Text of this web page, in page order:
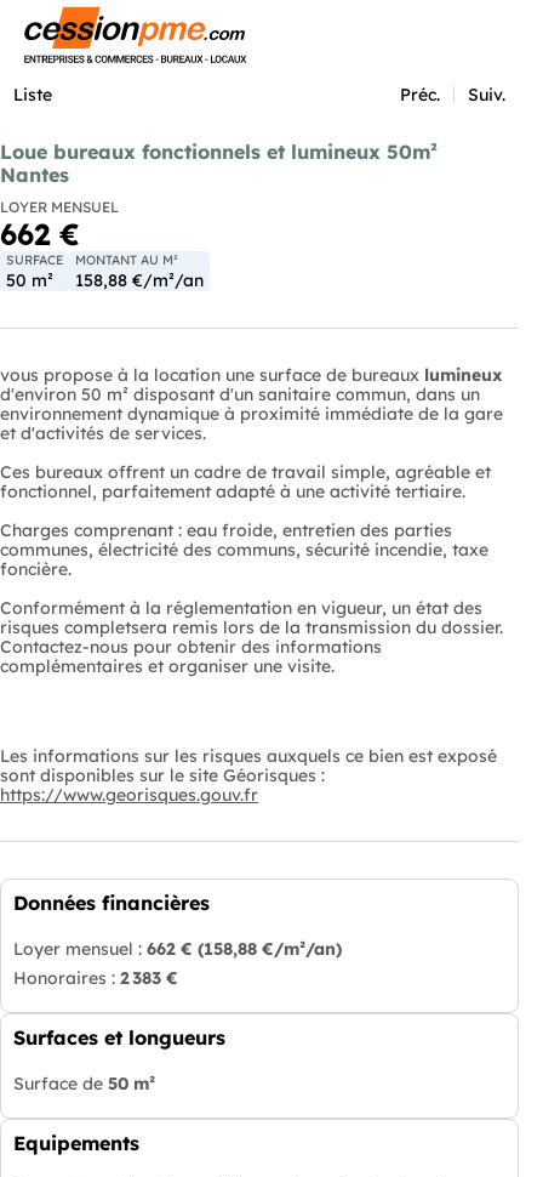
Liste Préc. Suiv.
Loue bureaux fonctionnels et lumineux 50m²
Nantes
LOYER MENSUEL
662 €
SURFACE
50 m²
MONTANT AU M²
158,88 €/m²/an
vous propose à la location une surface de bureaux lumineux
d'environ 50 m² disposant d'un sanitaire commun, dans un
environnement dynamique à proximité immédiate de la gare
et d'activités de services.
Ces bureaux offrent un cadre de travail simple, agréable et
fonctionnel, parfaitement adapté à une activité tertiaire.
Charges comprenant : eau froide, entretien des parties
communes, électricité des communs, sécurité incendie, taxe
foncière.
Conformément à la réglementation en vigueur, un état des
risques completsera remis lors de la transmission du dossier.
Contactez-nous pour obtenir des informations
complémentaires et organiser une visite.
Les informations sur les risques auxquels ce bien est exposé
sont disponibles sur le site Géorisques :
https://www.georisques.gouv.fr
Données financières
Loyer mensuel : 662 € (158,88 €/m²/an)
Honoraires : 2 383 €
Surfaces et longueurs
Surface de 50 m²
Equipements